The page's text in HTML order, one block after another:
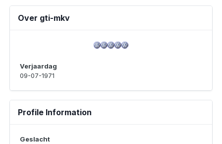
Over gti-mkv
Verjaardag
09-07-1971
Profile Information
Geslacht